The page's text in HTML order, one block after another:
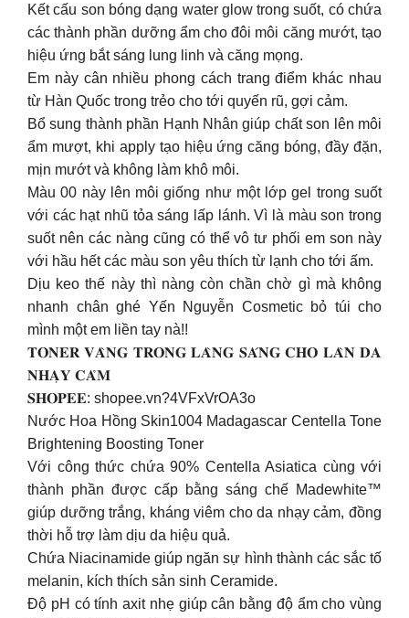
Kết cấu son bóng dạng water glow trong suốt, có chứa
các thành phần dưỡng ẩm cho đôi môi căng mướt, tạo
hiệu ứng bắt sáng lung linh và căng mọng.
Em này cân nhiều phong cách trang điểm khác nhau
từ Hàn Quốc trong trẻo cho tới quyến rũ, gợi cảm.
Bổ sung thành phần Hạnh Nhân giúp chất son lên môi
ẩm mượt, khi apply tạo hiệu ứng căng bóng, đầy đặn,
mịn mướt và không làm khô môi.
Màu 00 này lên môi giống như một lớp gel trong suốt
với các hạt nhũ tỏa sáng lấp lánh. Vì là màu son trong
suốt nên các nàng cũng có thể vô tư phối em son này
với hầu hết các màu son yêu thích từ lạnh cho tới ấm.
Dịu keo thế này thì nàng còn chần chờ gì mà không
nhanh chân ghé Yến Nguyễn Cosmetic bỏ túi cho
mình một em liền tay nà!!
𝐓𝐎𝐍𝐄𝐑 𝐕𝐀̀𝐍𝐆 𝐓𝐑𝐎𝐍𝐆 𝐋𝐀̀𝐍𝐆 𝐒𝐀́𝐍𝐆 𝐂𝐇𝐎 𝐋𝐀̀𝐍 𝐃𝐀
𝐍𝐇𝐀̣𝐘 𝐂𝐀̉𝐌
𝐒𝐇𝐎𝐏𝐄𝐄: shopee.vn?4VFxVrOA3o
Nước Hoa Hồng Skin1004 Madagascar Centella Tone
Brightening Boosting Toner
Với công thức chứa 90% Centella Asiatica cùng với
thành phần được cấp bằng sáng chế Madewhite™
giúp dưỡng trắng, kháng viêm cho da nhạy cảm, đồng
thời hỗ trợ làm dịu da hiệu quả.
Chứa Niacinamide giúp ngăn sự hình thành các sắc tố
melanin, kích thích sản sinh Ceramide.
Độ pH có tính axit nhẹ giúp cân bằng độ ẩm cho vùng